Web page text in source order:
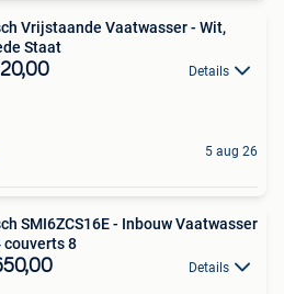
Vrijstaande Vaatwasser - Wit,
Staat
Details
5 aug 26
SMI6ZCS16E - Inbouw Vaatwasser
couverts 8
Details